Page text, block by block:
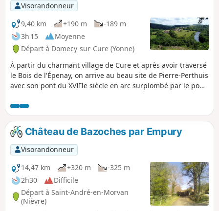
Visorandonneur
9,40 km
+190 m
-189 m
3h 15
Moyenne
Départ à Domecy-sur-Cure (Yonne)
À partir du charmant village de Cure et après avoir traversé
le Bois de l'Épenay, on arrive au beau site de Pierre-Perthuis
avec son pont du XVIIIe siècle en arc surplombé par le pont
sous-bois. Une montée raide permet d'atteindre un superbe
point de vue sur la vallée. Un diverticule à la statue de
Notre-Dame de la Lumière et à un autre point de vue
précède la redescente jusqu'au village de départ.
Château de Bazoches par Empury
Visorandonneur
14,47 km
+320 m
-325 m
2h30
Difficile
Départ à Saint-André-en-Morvan
(Nièvre)